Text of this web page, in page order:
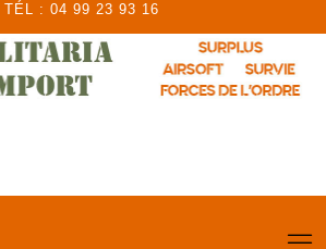
TÉL : 04 99 23 93 16